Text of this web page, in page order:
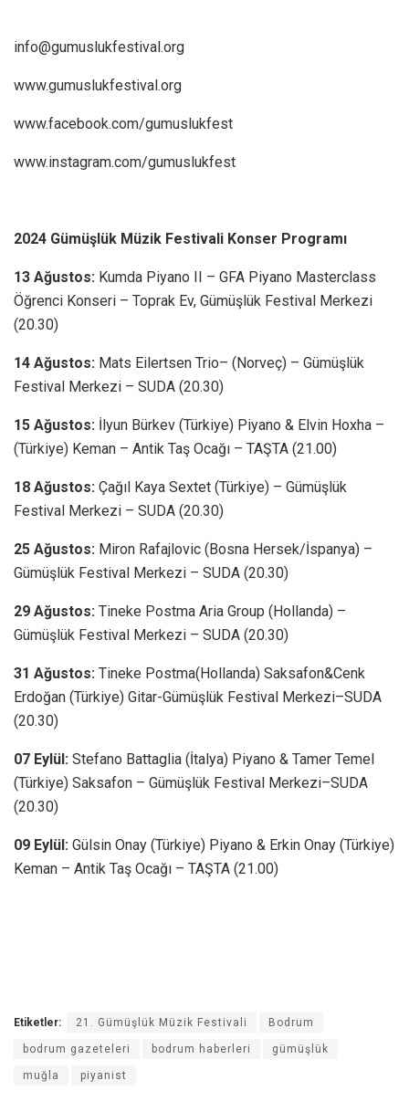
info@gumuslukfestival.org
www.gumuslukfestival.org
www.facebook.com/gumuslukfest
www.instagram.com/gumuslukfest
2024 Gümüşlük Müzik Festivali Konser Programı
13 Ağustos: Kumda Piyano II – GFA Piyano Masterclass
Öğrenci Konseri – Toprak Ev, Gümüşlük Festival Merkezi
(20.30)
14 Ağustos: Mats Eilertsen Trio– (Norveç) – Gümüşlük
Festival Merkezi – SUDA (20.30)
15 Ağustos: İlyun Bürkev (Türkiye) Piyano & Elvin Hoxha –
(Türkiye) Keman – Antik Taş Ocağı – TAŞTA (21.00)
18 Ağustos: Çağıl Kaya Sextet (Türkiye) – Gümüşlük
Festival Merkezi – SUDA (20.30)
25 Ağustos: Miron Rafajlovic (Bosna Hersek/İspanya) –
Gümüşlük Festival Merkezi – SUDA (20.30)
29 Ağustos: Tineke Postma Aria Group (Hollanda) –
Gümüşlük Festival Merkezi – SUDA (20.30)
31 Ağustos: Tineke Postma(Hollanda) Saksafon&Cenk
Erdoğan (Türkiye) Gitar-Gümüşlük Festival Merkezi–SUDA
(20.30)
07 Eylül: Stefano Battaglia (İtalya) Piyano & Tamer Temel
(Türkiye) Saksafon – Gümüşlük Festival Merkezi–SUDA
(20.30)
09 Eylül: Gülsin Onay (Türkiye) Piyano & Erkin Onay (Türkiye)
Keman – Antik Taş Ocağı – TAŞTA (21.00)
Etiketler: 21. Gümüşlük Müzik Festivali Bodrum
bodrum gazeteleri bodrum haberleri gümüşlük
muğla piyanist